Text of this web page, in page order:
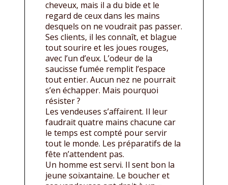
cheveux, mais il a du bide et le
regard de ceux dans les mains
desquels on ne voudrait pas passer.
Ses clients, il les connaît, et blague
tout sourire et les joues rouges,
avec l’un d’eux. L’odeur de la
saucisse fumée remplit l’espace
tout entier. Aucun nez ne pourrait
s’en échapper. Mais pourquoi
résister ?
Les vendeuses s’affairent. Il leur
faudrait quatre mains chacune car
le temps est compté pour servir
tout le monde. Les préparatifs de la
fête n’attendent pas.
Un homme est servi. Il sent bon la
jeune soixantaine. Le boucher et